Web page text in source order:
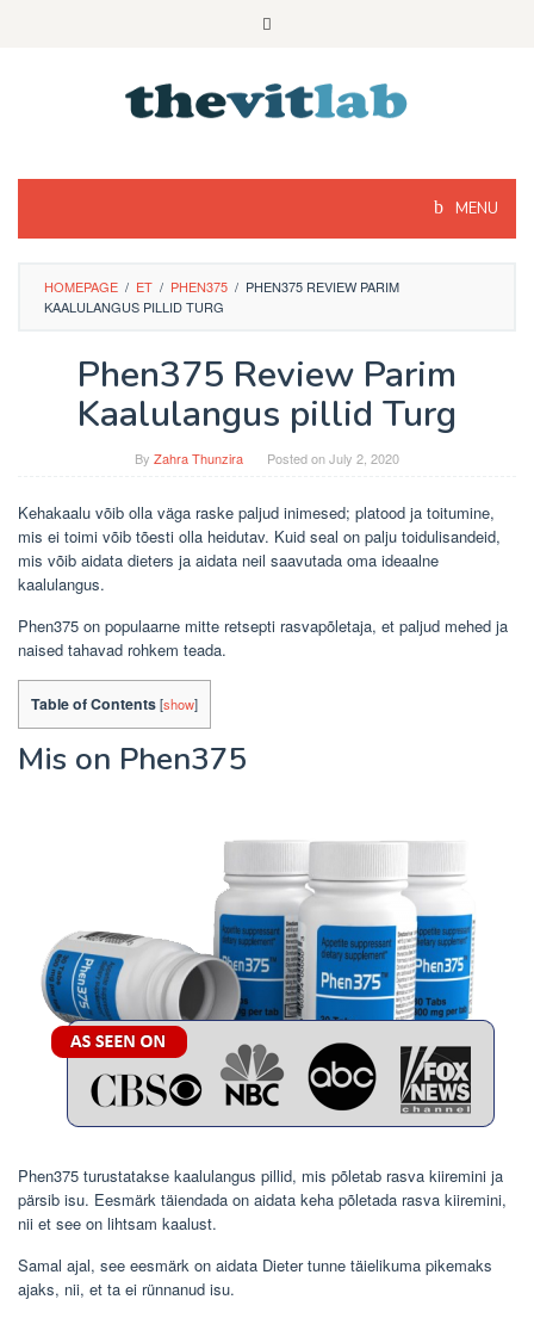
MENU
HOMEPAGE / ET / PHEN375 / PHEN375 REVIEW PARIM
KAALULANGUS PILLID TURG
Phen375 Review Parim
Kaalulangus pillid Turg
By Zahra Thunzira Posted onJuly 2, 2020
Kehakaalu võib olla väga raske paljud inimesed; platood ja toitumine,
mis ei toimi võib tõesti olla heidutav. Kuid seal on palju toidulisandeid,
mis võib aidata dieters ja aidata neil saavutada oma ideaalne
kaalulangus.
Phen375 on populaarne mitte retsepti rasvapõletaja, et paljud mehed ja
naised tahavad rohkem teada.
Table of Contents[show]
Mis on Phen375
Phen375 turustatakse kaalulangus pillid, mis põletab rasva kiiremini ja
pärsib isu. Eesmärk täiendada on aidata keha põletada rasva kiiremini,
nii et see on lihtsam kaalust.
Samal ajal, see eesmärk on aidata Dieter tunne täielikuma pikemaks
ajaks, nii, et ta ei rünnanud isu.